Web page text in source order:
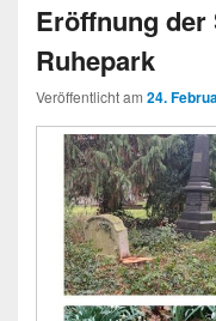
Eröffnung der
Ruhepark
Veröffentlicht am 24.